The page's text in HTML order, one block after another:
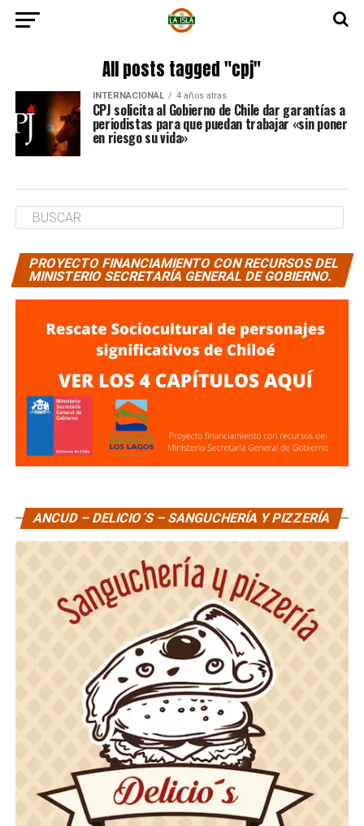
All posts tagged "cpj"
INTERNACIONAL 4 años atras
CPJ solicita al Gobierno de Chile dar garantías a
periodistas para que puedan trabajar «sin poner
en riesgo su vida»
PROYECTO FINANCIAMIENTO CON RECURSOS DEL
MINISTERIO SECRETARÍA GENERAL DE GOBIERNO.
ANCUD – DELICIO´S – SANGUCHERÍA Y PIZZERÍA